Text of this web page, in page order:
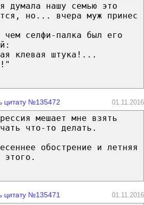
думала нашу семью это
но... вчера муж принес
селфи-палка был его
клевая штука!...
цитату №135472 01.11.2016
мешает мне взять
что-то делать.
обострение и летняя
этого.
цитату №135471 01.11.2016